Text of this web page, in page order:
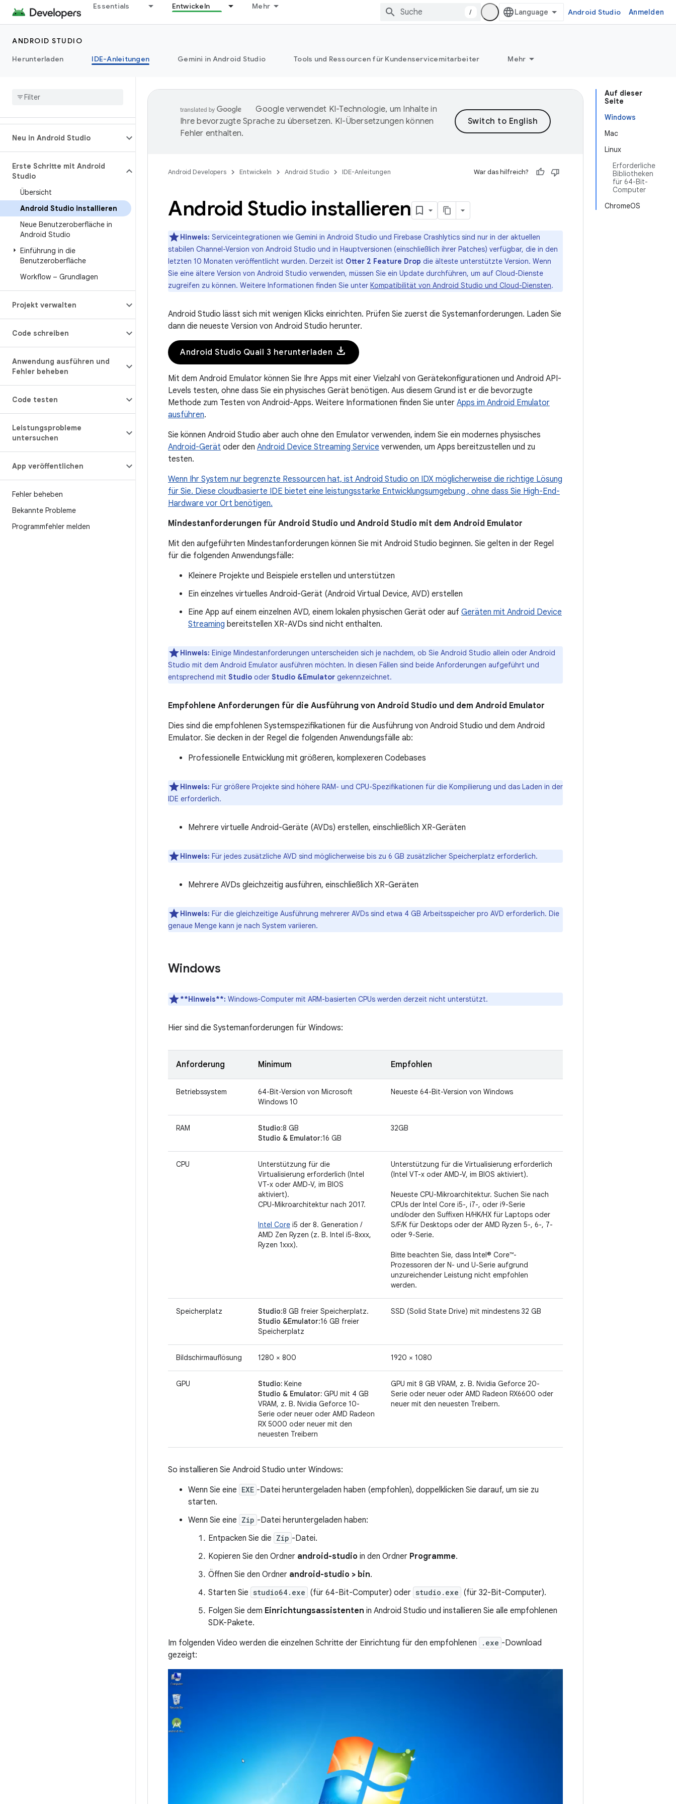
Essentials Entwickeln Mehr
/ Android Studio Anmelden
ANDROID STUDIO
Herunterladen
IDE-Anleitungen Gemini in Android Studio Tools und Ressourcen für Kundenservicemitarbeiter Mehr
Neu in Android Studio
Erste Schritte mit Android
Studio
Übersicht
Android Studio installieren
Neue Benutzeroberfläche in
Android Studio
Einführung in die
Benutzeroberfläche
Workflow – Grundlagen
Projekt verwalten
Code schreiben
Anwendung ausführen und
Fehler beheben
Code testen
Leistungsprobleme
untersuchen
App veröffentlichen
Fehler beheben
Bekannte Probleme
Programmfehler melden
Auf dieser
Seite
Windows
Mac
Linux
Erforderliche
Bibliotheken
für 64-Bit-
Computer
ChromeOS
Google verwendet KI-Technologie, um Inhalte in
Ihre bevorzugte Sprache zu übersetzen. KI-Übersetzungen können
Fehler enthalten.
Android Developers Entwickeln Android Studio IDE-Anleitungen War das hilfreich?
Android Studio installieren
Hinweis: Serviceintegrationen wie Gemini in Android Studio und Firebase Crashlytics sind nur in der aktuellen
stabilen Channel-Version von Android Studio und in Hauptversionen (einschließlich ihrer Patches) verfügbar, die in den
letzten 10 Monaten veröffentlicht wurden. Derzeit ist Otter 2 Feature Drop die älteste unterstützte Version. Wenn
Sie eine ältere Version von Android Studio verwenden, müssen Sie ein Update durchführen, um auf Cloud-Dienste
zugreifen zu können. Weitere Informationen finden Sie unter Kompatibilität von Android Studio und Cloud-Diensten.
Android Studio lässt sich mit wenigen Klicks einrichten. Prüfen Sie zuerst die Systemanforderungen. Laden Sie
dann die neueste Version von Android Studio herunter.
Android Studio Quail 3 herunterladen download
Mit dem Android Emulator können Sie Ihre Apps mit einer Vielzahl von Gerätekonfigurationen und Android API-
Levels testen, ohne dass Sie ein physisches Gerät benötigen. Aus diesem Grund ist er die bevorzugte
Methode zum Testen von Android-Apps. Weitere Informationen finden Sie unter Apps im Android Emulator
ausführen.
Sie können Android Studio aber auch ohne den Emulator verwenden, indem Sie ein modernes physisches
Android-Gerät oder den Android Device Streaming Service verwenden, um Apps bereitzustellen und zu
testen.
Wenn Ihr System nur begrenzte Ressourcen hat, ist Android Studio on IDX möglicherweise die richtige Lösung
für Sie. Diese cloudbasierte IDE bietet eine leistungsstarke Entwicklungsumgebung , ohne dass Sie High-End-
Hardware vor Ort benötigen.
Mindestanforderungen für Android Studio und Android Studio mit dem Android Emulator
Mit den aufgeführten Mindestanforderungen können Sie mit Android Studio beginnen. Sie gelten in der Regel
für die folgenden Anwendungsfälle:
Kleinere Projekte und Beispiele erstellen und unterstützen
Ein einzelnes virtuelles Android-Gerät (Android Virtual Device, AVD) erstellen
Eine App auf einem einzelnen AVD, einem lokalen physischen Gerät oder auf Geräten mit Android Device
Streaming bereitstellen XR-AVDs sind nicht enthalten.
Hinweis: Einige Mindestanforderungen unterscheiden sich je nachdem, ob Sie Android Studio allein oder Android
Studio mit dem Android Emulator ausführen möchten. In diesen Fällen sind beide Anforderungen aufgeführt und
entsprechend mit Studio oder Studio &Emulator gekennzeichnet.
Empfohlene Anforderungen für die Ausführung von Android Studio und dem Android Emulator
Dies sind die empfohlenen Systemspezifikationen für die Ausführung von Android Studio und dem Android
Emulator. Sie decken in der Regel die folgenden Anwendungsfälle ab:
Professionelle Entwicklung mit größeren, komplexeren Codebases
Hinweis: Für größere Projekte sind höhere RAM- und CPU-Spezifikationen für die Kompilierung und das Laden in der
IDE erforderlich.
Mehrere virtuelle Android-Geräte (AVDs) erstellen, einschließlich XR-Geräten
Hinweis: Für jedes zusätzliche AVD sind möglicherweise bis zu 6 GB zusätzlicher Speicherplatz erforderlich.
Mehrere AVDs gleichzeitig ausführen, einschließlich XR-Geräten
Hinweis: Für die gleichzeitige Ausführung mehrerer AVDs sind etwa 4 GB Arbeitsspeicher pro AVD erforderlich. Die
genaue Menge kann je nach System variieren.
Windows
**Hinweis**: Windows-Computer mit ARM-basierten CPUs werden derzeit nicht unterstützt.
Hier sind die Systemanforderungen für Windows:
Anforderung Minimum Empfohlen
Betriebssystem
64-Bit-Version von Microsoft
Windows 10
Neueste 64-Bit-Version von Windows
RAM Studio:8 GB
Studio & Emulator:16 GB
32GB
CPU
Unterstützung für die
Virtualisierung erforderlich (Intel
VT-x oder AMD-V, im BIOS
aktiviert).
CPU-Mikroarchitektur nach 2017.
Intel Core i5 der 8. Generation /
AMD Zen Ryzen (z. B. Intel i5-8xxx,
Ryzen 1xxx).
Unterstützung für die Virtualisierung erforderlich
(Intel VT-x oder AMD-V, im BIOS aktiviert).
Neueste CPU-Mikroarchitektur. Suchen Sie nach
CPUs der Intel Core i5-, i7-, oder i9-Serie
und/oder den Suffixen H/HK/HX für Laptops oder
S/F/K für Desktops oder der AMD Ryzen 5-, 6-, 7-
oder 9-Serie.
Bitte beachten Sie, dass Intel® Core™-
Prozessoren der N- und U-Serie aufgrund
unzureichender Leistung nicht empfohlen
werden.
Speicherplatz Studio:8 GB freier Speicherplatz.
Studio &Emulator:16 GB freier
Speicherplatz
SSD (Solid State Drive) mit mindestens 32 GB
Bildschirmauflösung 1280 × 800 1920 × 1080
GPU Studio: Keine
Studio & Emulator: GPU mit 4 GB
VRAM, z. B. Nvidia Geforce 10-
Serie oder neuer oder AMD Radeon
RX 5000 oder neuer mit den
neuesten Treibern
GPU mit 8 GB VRAM, z. B. Nvidia Geforce 20-
Serie oder neuer oder AMD Radeon RX6600 oder
neuer mit den neuesten Treibern.
So installieren Sie Android Studio unter Windows:
Wenn Sie eine EXE -Datei heruntergeladen haben (empfohlen), doppelklicken Sie darauf, um sie zu
starten.
Wenn Sie eine Zip -Datei heruntergeladen haben:
Entpacken Sie die Zip -Datei.
Kopieren Sie den Ordner android-studio in den Ordner Programme.
Öffnen Sie den Ordner android-studio > bin.
Starten Sie studio64.exe (für 64-Bit-Computer) oder studio.exe (für 32-Bit-Computer).
Folgen Sie dem Einrichtungsassistenten in Android Studio und installieren Sie alle empfohlenen
SDK-Pakete.
Im folgenden Video werden die einzelnen Schritte der Einrichtung für den empfohlenen
.exe -Download
gezeigt: